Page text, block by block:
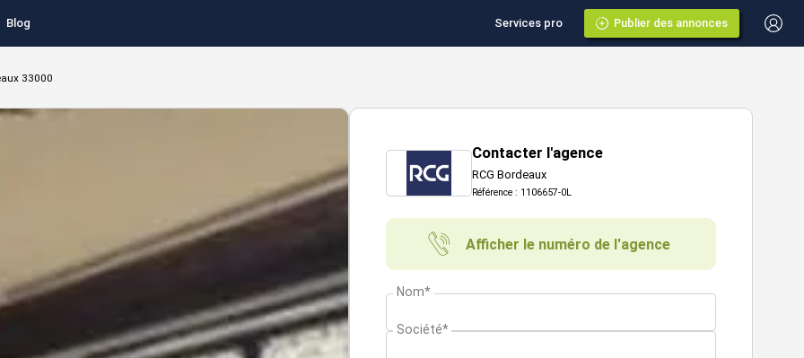
Blog Services pro Publier des annonces
33000
Contacter l'agence
RCG Bordeaux
Référence : 1106657-0L
Afficher le numéro de l'agence
Nom*
Société*